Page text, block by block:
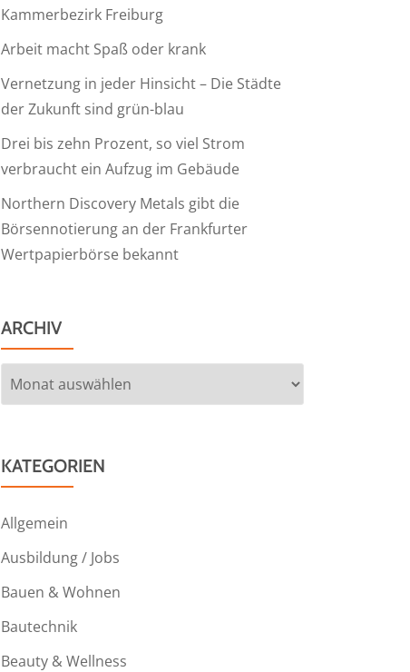
Kammerbezirk Freiburg
Arbeit macht Spaß oder krank
Vernetzung in jeder Hinsicht – Die Städte
der Zukunft sind grün-blau
Drei bis zehn Prozent, so viel Strom
verbraucht ein Aufzug im Gebäude
Northern Discovery Metals gibt die
Börsennotierung an der Frankfurter
Wertpapierbörse bekannt
ARCHIV
Archiv
KATEGORIEN
Allgemein
Ausbildung / Jobs
Bauen & Wohnen
Bautechnik
Beauty & Wellness